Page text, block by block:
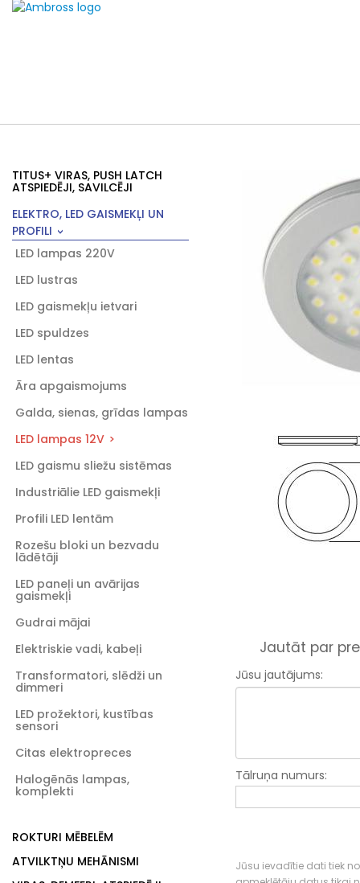
TITUS+ VIRAS, PUSH LATCH
ATSPIEDĒJI, SAVILCĒJI
ELEKTRO, LED GAISMEKĻI UN
PROFILI
LED lampas 220V
LED lustras
LED gaismekļu ietvari
LED spuldzes
LED lentas
Āra apgaismojums
Galda, sienas, grīdas lampas
LED lampas 12V
LED gaismu sliežu sistēmas
Industriālie LED gaismekļi
Profili LED lentām
Rozešu bloki un bezvadu
lādētāji
LED paneļi un avārijas
gaismekļi
Gudrai mājai
Elektriskie vadi, kabeļi
Transformatori, slēdži un
dimmeri
LED prožektori, kustības
sensori
Citas elektropreces
Halogēnās lampas,
komplekti
ROKTURI MĒBELĒM
ATVILKTŅU MEHĀNISMI
Jautāt par
Jūsu jautājums:
Tālruņa numurs:
Jūsu ievadītie dati tiek